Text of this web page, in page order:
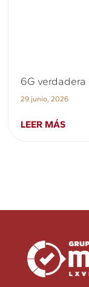
6G
29 junio, 2026
LEER MÁS